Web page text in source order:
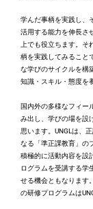
学んだ事柄を実践し、
活用する能力を伸長さ
上でも役立ちます。そ
柄を実践してみること
な学びのサイクルを構
知識・スキル・態度を
国内外の多様なフィー
み出し、学びの場を設
思います。 UNGLは、
なる「準正課教育」の
積極的に活動内容を設
ログラムを受講する学
せる機会ともなります
の研修プログラムは